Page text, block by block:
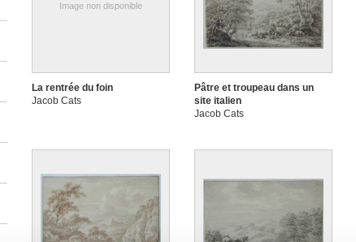
Image non disponible
La rentrée du foin
Jacob Cats
Pâtre et troupeau dans un
site italien
Jacob Cats